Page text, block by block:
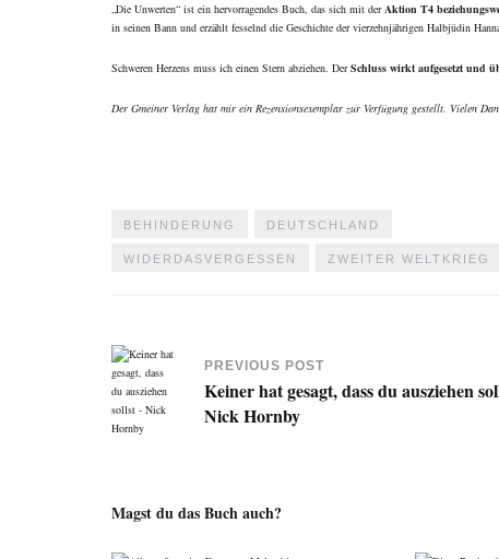
„Die Unwerten“ ist ein hervorragendes Buch, das sich mit derAktion T4
in seinen Bann und erzählt fesselnd die Geschichte der vierzehnjährigen Halbjüdin
Schweren Herzens muss ich einen Stern abziehen. DerSchluss wirkt aufgesetzt und
Der Gmeiner Verlag hat mir ein Rezensionsexemplar zur Verfügung gestellt. Vielen
BEHINDERUNG DEUTSCHLAND
WIDERDASVERGESSEN ZWEITER WELTKRIEG
PREVIOUS POST
Keiner hat gesagt, dass du ausziehen
Nick Hornby
Magst du das Buch auch?